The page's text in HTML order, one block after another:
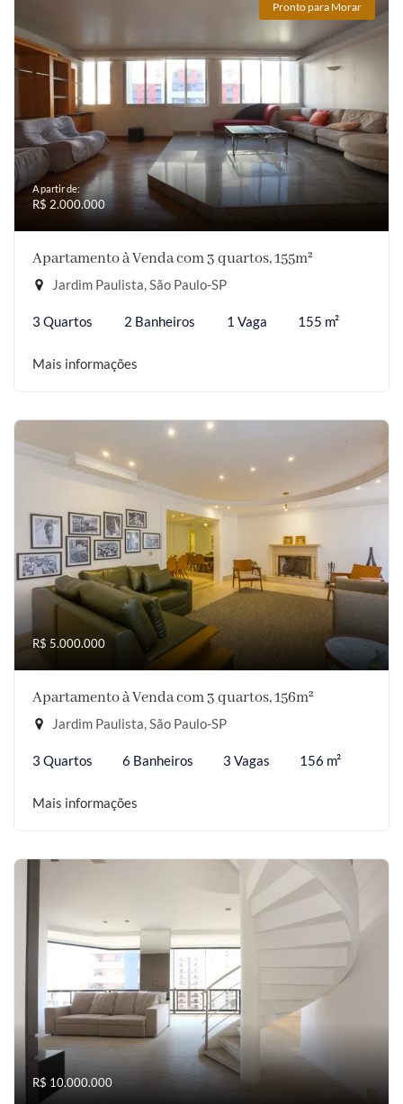
Pronto para Morar
A partir de:
R$ 2.000.000
Apartamento à Venda com 3 quartos, 155m²
Jardim Paulista, São Paulo-SP
3 Quartos 2 Banheiros 1 Vaga 155 m²
Mais informações
R$ 5.000.000
Apartamento à Venda com 3 quartos, 156m²
Jardim Paulista, São Paulo-SP
3 Quartos 6 Banheiros 3 Vagas 156 m²
Mais informações
R$ 10.000.000